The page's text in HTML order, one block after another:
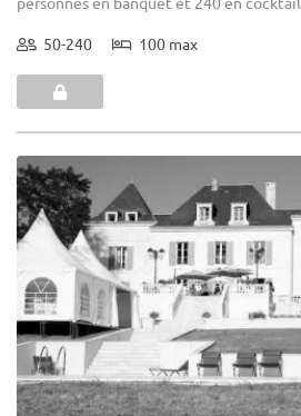
50-240 100 max